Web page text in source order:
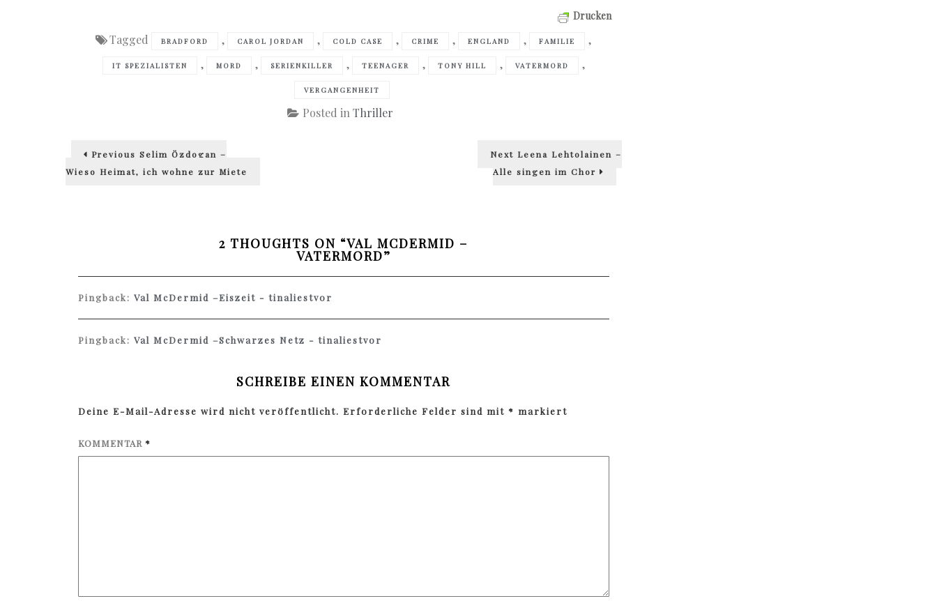
Drucken
Tagged BRADFORD , CAROL JORDAN , COLD CASE , CRIME , ENGLAND , FAMILIE ,
IT SPEZIALISTEN , MORD , SERIENKILLER , TEENAGER , TONY HILL , VATERMORD ,
VERGANGENHEIT
Posted in Thriller
Beitragsnavigation
Previous Previous
Selim Özdogan –
Wieso Heimat, ich wohne zur Miete
Next Next
Leena Lehtolainen –
Alle singen im Chor
2 THOUGHTS ON “VAL MCDERMID –
VATERMORD”
Pingback:Val McDermid –Eiszeit - tinaliestvor
Pingback:Val McDermid –Schwarzes Netz - tinaliestvor
SCHREIBE EINEN KOMMENTAR
Deine E-Mail-Adresse wird nicht veröffentlicht. Erforderliche Felder sind mit * markiert
KOMMENTAR *